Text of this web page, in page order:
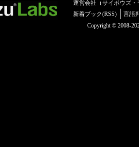
運営会社（サイボウズ・
新着ブック(RSS)
言語
Copyright © 2008-